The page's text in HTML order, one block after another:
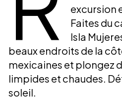
excursion
Faites du
Isla
beaux endroits de la
mexicaines et plongez
limpides et chaudes.
soleil.